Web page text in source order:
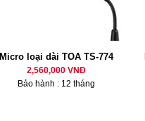
Micro loại dài TOA TS-774
2,560,000 VNĐ
Bảo hành : 12 tháng